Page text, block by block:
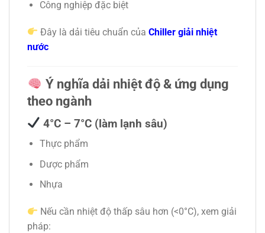
Công nghiệp đặc biệt
Đây là dải tiêu chuẩn củaChiller giải nhiệt
nước
Ý nghĩa dải nhiệt độ & ứng dụng
theo ngành
4°C – 7°C (làm lạnh sâu)
Thực phẩm
Dược phẩm
Nhựa
Nếu cần nhiệt độ thấp sâu hơn (<0°C), xem giải
pháp: